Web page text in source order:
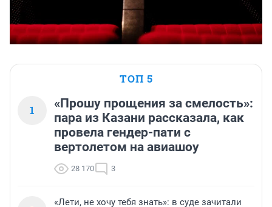
ТОП 5
1
«Прошу прощения за смелость»:
пара из Казани рассказала, как
провела гендер-пати с
вертолетом на авиашоу
28 170 3
«Лети, не хочу тебя знать»: в суде зачитали